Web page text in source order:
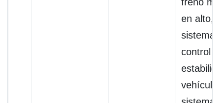
en alto,
sistema
control
vehículo,